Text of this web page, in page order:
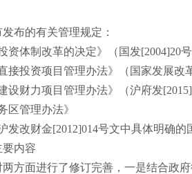
布的有关管理规定：
资体制改革的决定》（国发[2004]20号
接投资项目管理办法》（国家发展改
设财力项目管理办法》（沪府发
区管理办法》
发改财金[2012]014号文中具体明确的
要内容
两方面进行了修订完善，一是结合政